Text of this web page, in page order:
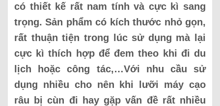
có thiết kế rất nam tính và cực kì sang
trọng. Sản phẩm có kích thước nhỏ gọn,
rất thuận tiện trong lúc sử dụng mà lại
cực kì thích hợp để đem theo khi đi du
lịch hoặc công tác,…Với nhu cầu sử
dụng nhiều cho nên khi lưỡi máy cạo
râu bị cùn đi hay gặp vấn đề rất nhiều